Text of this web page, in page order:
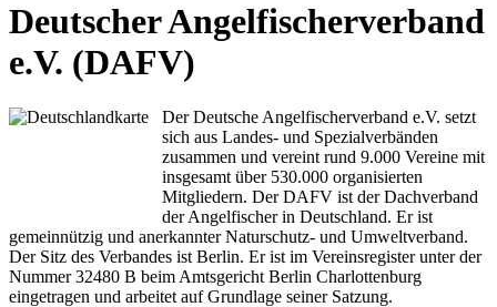
Deutscher Angelfischerverband
e.V. (DAFV)
Der Deutsche Angelfischerverband e.V. setzt
sich aus Landes- und Spezialverbänden
zusammen und vereint rund 9.000 Vereine mit
insgesamt über 530.000 organisierten
Mitgliedern. Der DAFV ist der Dachverband
der Angelfischer in Deutschland. Er ist
gemeinnützig und anerkannter Naturschutz- und Umweltverband.
Der Sitz des Verbandes ist Berlin. Er ist im Vereinsregister unter der
Nummer 32480 B beim Amtsgericht Berlin Charlottenburg
eingetragen und arbeitet auf Grundlage seiner Satzung.